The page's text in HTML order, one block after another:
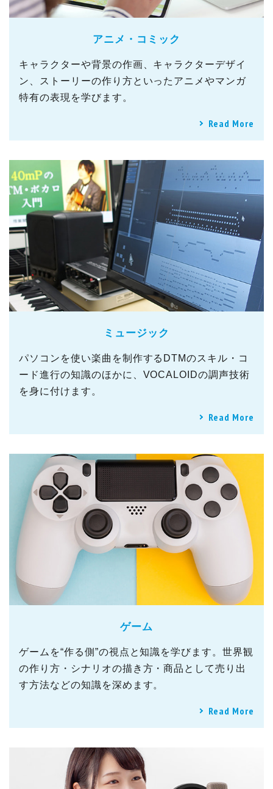
アニメ・コミック
キャラクターや背景の作画、キャラクターデザイ
ン、ストーリーの作り方といったアニメやマンガ
特有の表現を学びます。
Read More
ミュージック
パソコンを使い楽曲を制作するDTMのスキル・コ
ード進行の知識のほかに、VOCALOIDの調声技術
を身に付けます。
Read More
ゲーム
ゲームを“作る側”の視点と知識を学びます。世界観
の作り方・シナリオの描き方・商品として売り出
す方法などの知識を深めます。
Read More